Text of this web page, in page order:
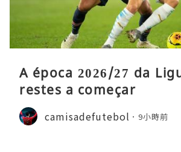
A época 2026/27 da
restes a começar
camisadefutebol 9小時前